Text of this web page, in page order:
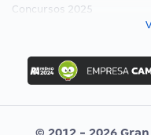
Concursos 2025
Concurso Ibama
Concurso MPU
Editais publicados